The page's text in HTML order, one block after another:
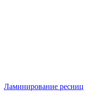
Ламинирование ресниц